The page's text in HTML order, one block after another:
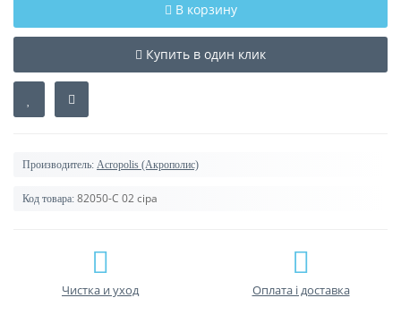
В корзину
Купить в один клик
Производитель: Acropolis (Акрополис)
Код товара: 82050-C 02 сіра
Чистка и уход Оплата і доставка